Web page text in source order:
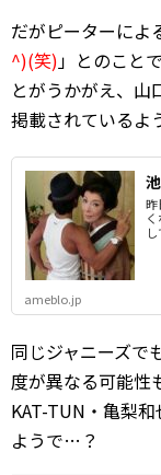
だがピーターによ
^)(笑)」とのこと
とがうかがえ、山
掲載されているよ
昨
ameblo.jp
同じジャニーズで
度が異なる可能性
KAT-TUN・亀梨
ようで…？